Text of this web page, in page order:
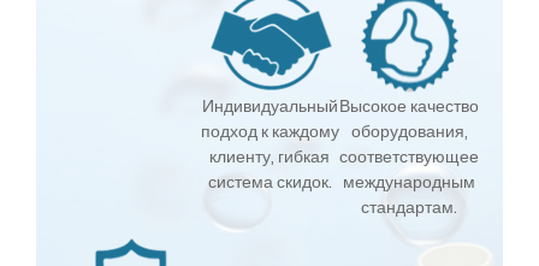
Индивидуальный
подход к каждому
клиенту, гибкая
система скидок.
Высокое качество
оборудования,
соответствующее
международным
стандартам.